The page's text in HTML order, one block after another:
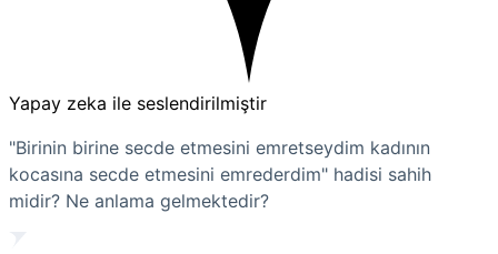
Yapay zeka ile seslendirilmiştir
"Birinin birine secde etmesini emretseydim kadının
kocasına secde etmesini emrederdim" hadisi sahih
midir? Ne anlama gelmektedir?